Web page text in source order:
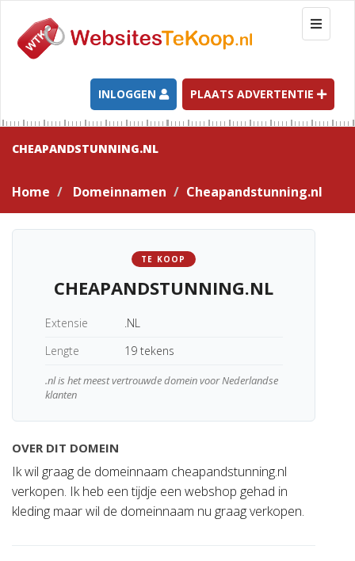
T
o
g
l
e
n
g
a
t
INLOGGEN PLAATS ADVERTENTIE
CHEAPANDSTUNNING.NL
Home Domeinnamen Cheapandstunning.nl
TE KOOP
CHEAPANDSTUNNING.NL
Extensie
.NL
Lengte
19 tekens
.nl is het meest vertrouwde domein voor Nederlandse
klanten
OVER DIT DOMEIN
Ik wil graag de domeinnaam cheapandstunning.nl
verkopen. Ik heb een tijdje een webshop gehad in
kleding maar wil de domeinnaam nu graag verkopen.